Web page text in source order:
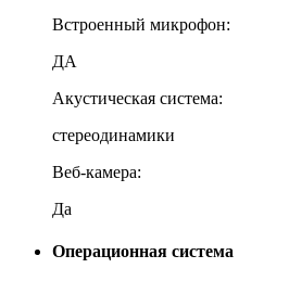
Встроенный микрофон:
ДА
Акустическая система:
стереодинамики
Веб-камера:
Да
Операционная система